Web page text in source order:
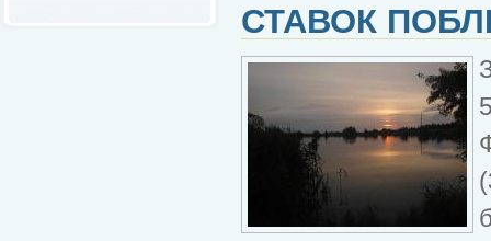
СТАВОК